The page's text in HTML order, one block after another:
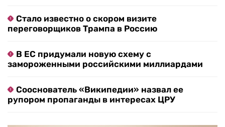
Стало известно о скором визите
переговорщиков Трампа в Россию
В ЕС придумали новую схему с
замороженными российскими миллиардами
Сооснователь «Википедии» назвал ее
рупором пропаганды в интересах ЦРУ